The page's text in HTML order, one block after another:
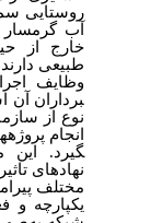
خارج از
طبیعی
وظایف
برداران
نوع از
انجام
گیرد.
نهادهای
مختلف
یکپارچه و